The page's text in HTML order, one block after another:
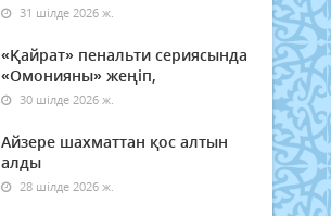
31 шілде 2026 ж.
«Қайрат» пенальти сериясында
«Омонияны» жеңіп,
30 шілде 2026 ж.
Айзере шахматтан қос алтын
алды
28 шілде 2026 ж.